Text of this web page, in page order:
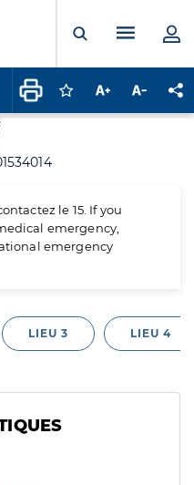
Ouvrir laMenu
Connectez-vous
Augmenter la
le 15. If you
emergency,
emergency
LIEU 3 LIEU 4